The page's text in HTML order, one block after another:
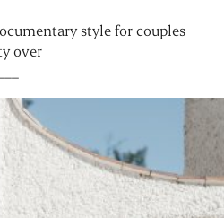
style for couples
over